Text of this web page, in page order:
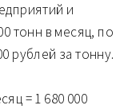
и
тонн в месяц, по
рублей за тонну.
= 1 680 000